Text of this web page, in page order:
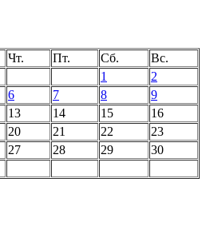
Чт. Пт. Сб.
Вс.
1
2
6 7 8
9
13 14 15
16
20 21 22
23
27 28 29
30